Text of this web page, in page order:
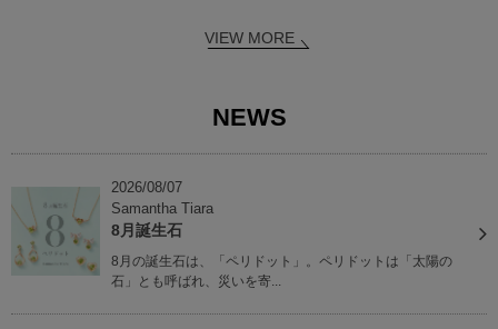
VIEW MORE
NEWS
2026/08/07
Samantha Tiara
8月誕生石
8月の誕生石は、「ペリドット」。ペリドットは「太陽の
石」とも呼ばれ、災いを寄...